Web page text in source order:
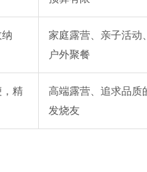
家庭露营、亲子活动、
户外聚餐
精
高端露营、追求品质
发烧友